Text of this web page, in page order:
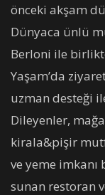
önceki akşam
Dünyaca ünlü
Berloni ile
Yaşam’da
uzman desteği
Dileyenler,
kirala&pişir
ve yeme
sunan restoran